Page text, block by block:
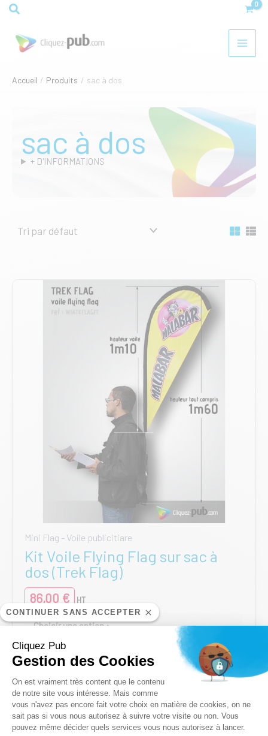
CONTINUER SANS ACCEPTER
Cliquez Pub
Gestion des Cookies
Plateforme de Gestion du
On est vraiment très content que le contenu
de notre site vous intéresse. Mais comme
vous n'avez pas encore fait votre choix en matière de cookies, on ne
sait pas si vous nous autorisez à suivre votre visite ou non. Vous
pouvez même décider quels services vous nous autorisez à lancer.
Axeptio consent
Aller
contenu
Rechercher
Accueil Produits sac à dos
sac à dos
+ D'INFORMATIONS
Mini Flag - Voile publicitiare
Kit Voile Flying Flag sur sac à
dos (Trek Flag)
86,00 € HT
1 Face Recto
Ce
produit
a
plusieurs
variations.
Les